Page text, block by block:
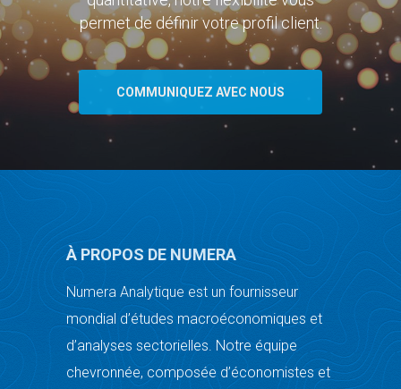
permet de définir votre profil client.
COMMUNIQUEZ AVEC NOUS
À PROPOS DE NUMERA
Numera Analytique est un fournisseur
mondial d’études macroéconomiques et
d’analyses sectorielles. Notre équipe
chevronnée, composée d’économistes et